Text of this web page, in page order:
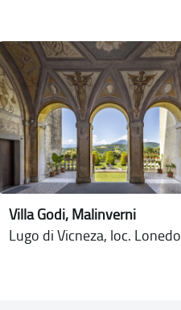
Villa Godi, Malinverni
Lugo di Vicneza, loc. Lonedo